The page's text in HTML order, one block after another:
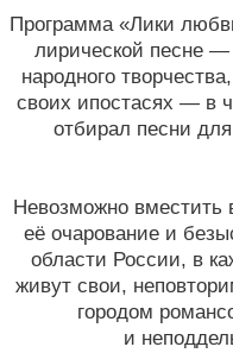
Программа «Лики
лирической песне
народного
своих ипостасях — в
отбирал песни
Невозможно вместить
её очарование и
области России, в
живут свои,
городом
и